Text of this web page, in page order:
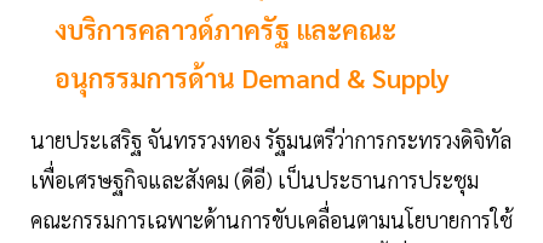
งบริการคลาวด์ภาครัฐ และคณะ
อนุกรรมการด้าน Demand & Supply
นายประเสริฐ จันทรรวงทอง รัฐมนตรีว่าการกระทรวงดิจิทัล
เพื่อเศรษฐกิจและสังคม (ดีอี) เป็นประธานการประชุม
คณะกรรมการเฉพาะด้านการขับเคลื่อนตามนโยบายการใช้